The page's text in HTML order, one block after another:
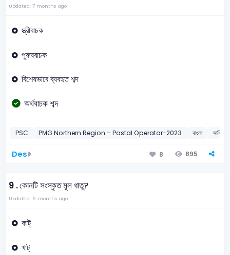
Updated: 7 months ago
স্ত্রীবাচক
পুরুষবাচক
বিশেষভাবে ব্যবহৃত শব্দ
অর্থবাচক শব্দ
PSC PMG Northern Region – Postal Operator-2023 বাংলা সাধিত
Des 8 895
9 .কোনটি সংস্কৃত মূল ধাতু?
Updated: 6 months ago
কাট্
খাট্